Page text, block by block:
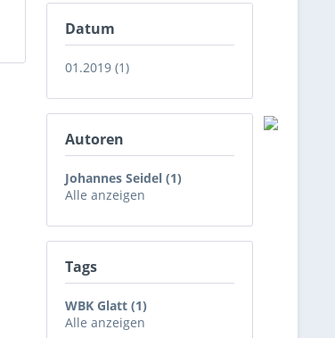
Datum
01.2019 (1)
Autoren
Johannes Seidel (1)
Alle anzeigen
Tags
WBK Glatt (1)
Alle anzeigen